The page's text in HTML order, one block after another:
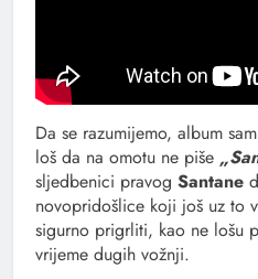
Da se razumijemo, album
loš da na omotu ne piše
sljedbenici pravog Santane
novopridošlice koji još uz to
sigurno prigrliti, kao ne lošu
vrijeme dugih vožnji.